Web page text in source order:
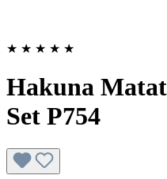
★ ★ ★ ★ ★
Hakuna
Set P754